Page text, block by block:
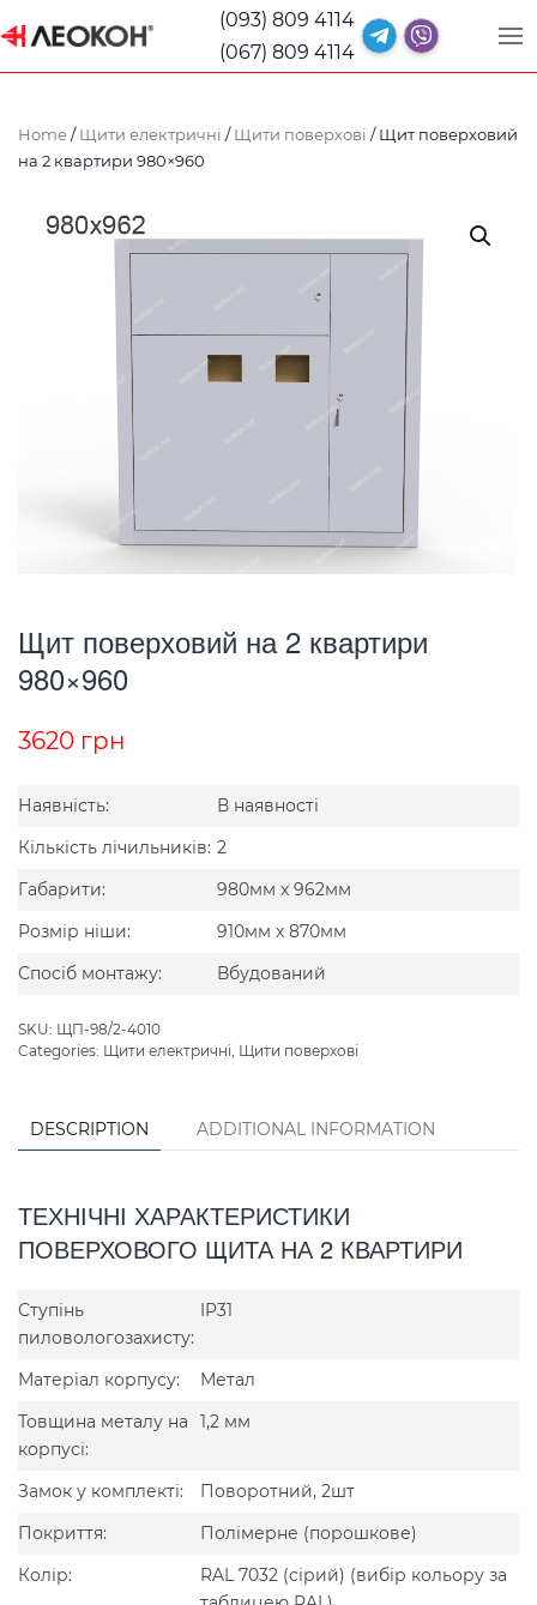
(093) 809 4114
(067) 809 4114
Home/Щити електричні /Щити поверхові / Щит поверховий
на 2 квартири 980×960
Щит поверховий на 2 квартири
980×960
3620 грн
Наявність:
В наявності
Кількість лічильників: 2
Габарити:
980мм x 962мм
Розмір ніши:
910мм x 870мм
Спосіб монтажу:
Вбудований
SKU: ЩП-98/2-4010
Categories: Щити електричні Щити поверхові
DESCRIPTION ADDITIONAL INFORMATION
ТЕХНІЧНІ ХАРАКТЕРИСТИКИ
ПОВЕРХОВОГО ЩИТА НА 2 КВАРТИРИ
Ступінь
пиловологозахисту:
IP31
Матеріал корпусу:
Метал
Товщина металу на
корпусі:
1,2 мм
Замок у комплекті:
Поворотний, 2шт
Покриття:
Полімерне (порошкове)
Колір:
RAL 7032 (сірий) (вибір кольору за